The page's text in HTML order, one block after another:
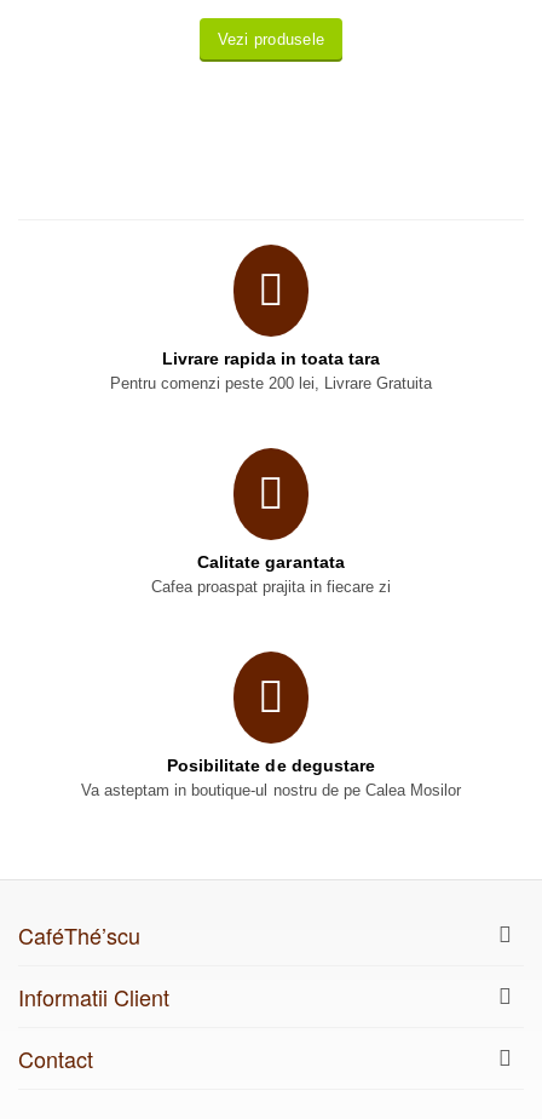
Vezi produsele
Livrare rapida in toata tara
Pentru comenzi peste 200 lei, Livrare Gratuita
Calitate garantata
Cafea proaspat prajita in fiecare zi
Posibilitate de degustare
Va asteptam in boutique-ul nostru de pe Calea Mosilor
CaféThé’scu
Informatii Client
Contact